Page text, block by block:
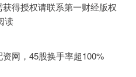
得授权请联系第一财经版权
读
网，45股换手率超100%